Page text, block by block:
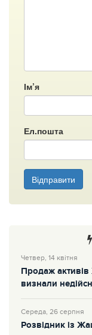
Ім’я
Ел.пошта
Відправити
Четвер, 14 квітня
Продаж
визнали
Середа, 26 серпня
Розвідник із